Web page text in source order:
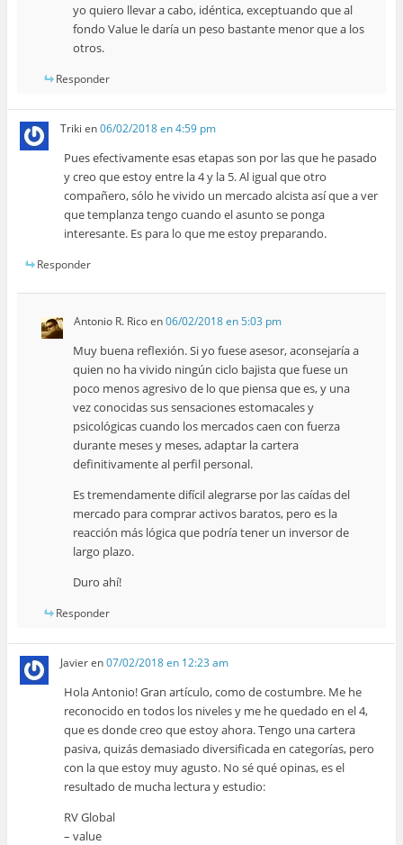
yo quiero llevar a cabo, idéntica, exceptuando que al
fondo Value le daría un peso bastante menor que a los
otros.
Responder
Triki en06/02/2018 en 4:59 pm
Pues efectivamente esas etapas son por las que he pasado
y creo que estoy entre la 4 y la 5. Al igual que otro
compañero, sólo he vivido un mercado alcista así que a ver
que templanza tengo cuando el asunto se ponga
interesante. Es para lo que me estoy preparando.
Responder
Antonio R. Ricoen06/02/2018 en 5:03 pm
Muy buena reflexión. Si yo fuese asesor, aconsejaría a
quien no ha vivido ningún ciclo bajista que fuese un
poco menos agresivo de lo que piensa que es, y una
vez conocidas sus sensaciones estomacales y
psicológicas cuando los mercados caen con fuerza
durante meses y meses, adaptar la cartera
definitivamente al perfil personal.
Es tremendamente difícil alegrarse por las caídas del
mercado para comprar activos baratos, pero es la
reacción más lógica que podría tener un inversor de
largo plazo.
Duro ahí!
Responder
Javieren07/02/2018 en 12:23 am
Hola Antonio! Gran artículo, como de costumbre. Me he
reconocido en todos los niveles y me he quedado en el 4,
que es donde creo que estoy ahora. Tengo una cartera
pasiva, quizás demasiado diversificada en categorías, pero
con la que estoy muy agusto. No sé qué opinas, es el
resultado de mucha lectura y estudio:
RV Global
– value